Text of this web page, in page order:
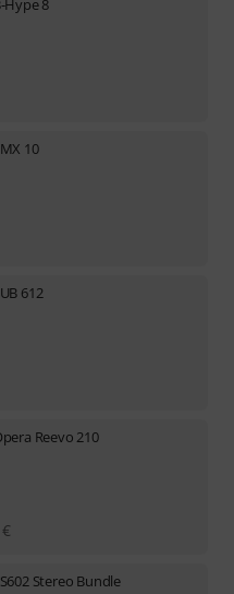
10
612
Reevo 210
€
Stereo Bundle